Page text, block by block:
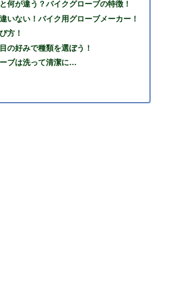
何が違う？バイクグローブの特徴！
いない！バイク用グローブメーカー！
方！
の好みで種類を選ぼう！
ブは洗って清潔に…